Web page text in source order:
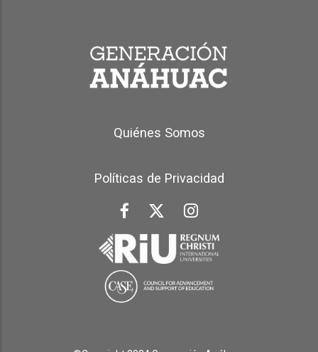
Quiénes Somos
Políticas de Privacidad